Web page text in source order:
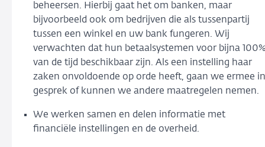
beheersen. Hierbij gaat het om banken, maar
bijvoorbeeld ook om bedrijven die als tussenpartij
tussen een winkel en uw bank fungeren. Wij
verwachten dat hun betaalsystemen voor bijna
van de tijd beschikbaar zijn. Als een instelling haar
zaken onvoldoende op orde heeft, gaan we ermee in
gesprek of kunnen we andere maatregelen nemen.
We werken samen en delen informatie met
financiële instellingen en de overheid.